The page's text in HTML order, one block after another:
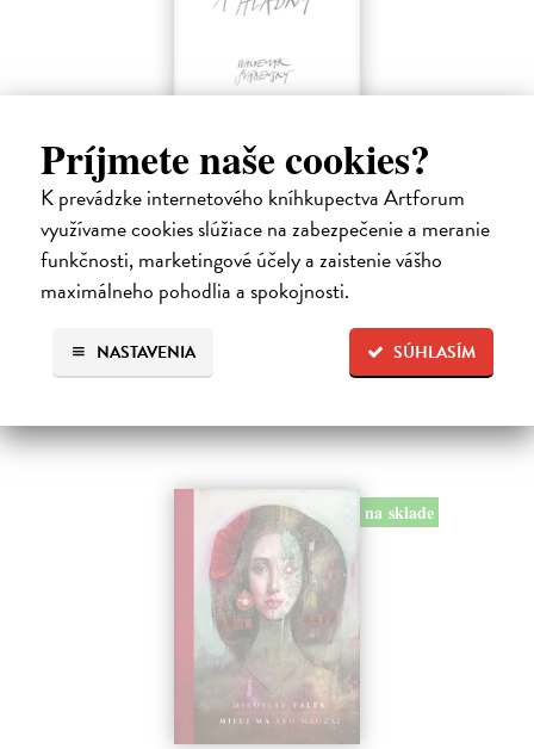
Príjmete naše cookies?
K prevádzke internetového kníhkupectva Artforum
využívame cookies slúžiace na zabezpečenie a meranie
funkčnosti, marketingové účely a zaistenie vášho
maximálneho pohodlia a spokojnosti.
SÚHLASÍM
NASTAVENIA
V tú noc som spal postojačky a hladný
Švábenský Waldemar| Kniha
Kniha V tú noc som spal postojačky a hladný je poetickým denníkom
nespavého pozorovateľa sveta, ktorý sa prebíja životom s otvorenými
očami a srdcom. Waldemar Švábenský v nej destiluje desať rokov
básnických…
14,85 €
na sklade